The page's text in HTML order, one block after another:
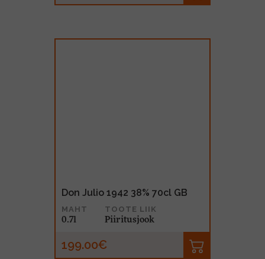
Don Julio 1942 38% 70cl GB
MAHT
0.7l
TOOTE LIIK
Piiritusjook
199.00€